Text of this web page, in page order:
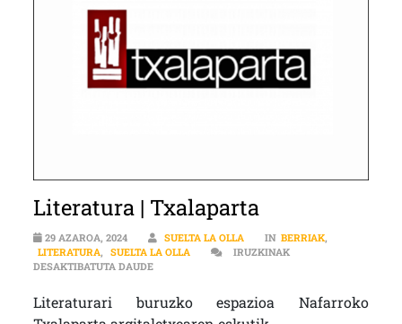
Literatura | Txalaparta
29 AZAROA, 2024 SUELTA LA OLLA IN BERRIAK,
LITERATURA, SUELTA LA OLLA
IRUZKINAK
DESAKTIBATUTA DAUDELITERATURA | TXALAPARTA SARRERAN
Literaturari buruzko espazioa Nafarroko